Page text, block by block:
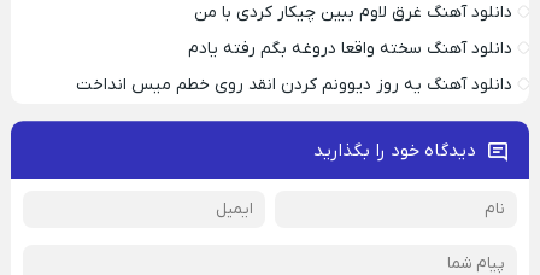
دانلود آهنگ غرق لاوم ببین چیکار کردی با من
دانلود آهنگ سخته واقعا دروغه بگم رفته یادم
دانلود آهنگ یه روز دیوونم کردن انقد روی خطم میس انداخت
دیدگاه خود را بگذارید